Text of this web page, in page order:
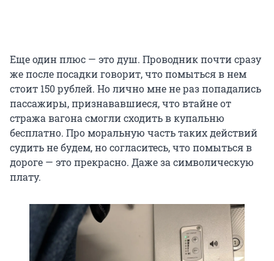
Еще один плюс — это душ. Проводник почти сразу
же после посадки говорит, что помыться в нем
стоит 150 рублей. Но лично мне не раз попадались
пассажиры, признававшиеся, что втайне от
стража вагона смогли сходить в купальню
бесплатно. Про моральную часть таких действий
судить не будем, но согласитесь, что помыться в
дороге — это прекрасно. Даже за символическую
плату.